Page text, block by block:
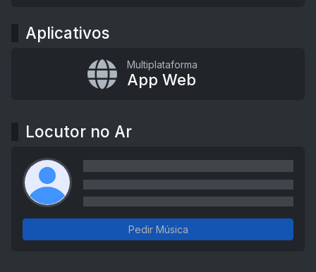
Aplicativos
Multiplataforma
App Web
Locutor no Ar
Pedir Música